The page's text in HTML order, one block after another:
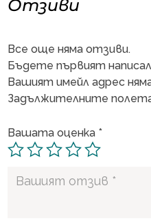
Отзиви
Все още няма отзиви.
Бъдете първият написал
Вашият имейл адрес
Задължителните
Вашата оценка *